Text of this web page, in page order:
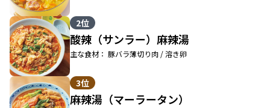
2位
酸辣（サンラー）麻辣湯
主な食材： 豚バラ薄切り肉 / 溶き卵
3位
麻辣湯（マーラータン）